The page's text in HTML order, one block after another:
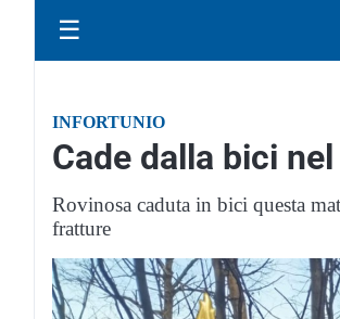
☰
INFORTUNIO
Cade dalla bici
Rovinosa caduta in bici questa
fratture